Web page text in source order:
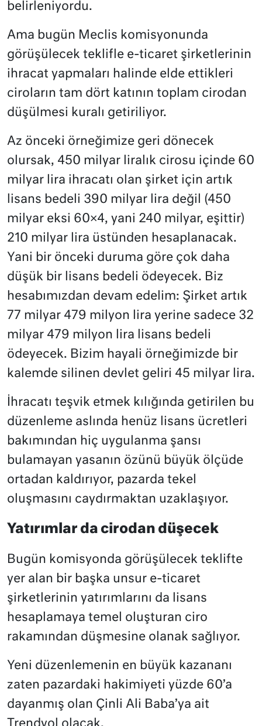
belirleniyordu.
Ama bugün Meclis komisyonunda
görüşülecek teklifle e-ticaret şirketlerinin
ihracat yapmaları halinde elde ettikleri
ciroların tam dört katının toplam cirodan
düşülmesi kuralı getiriliyor.
Az önceki örneğimize geri dönecek
olursak, 450 milyar liralık cirosu içinde 60
milyar lira ihracatı olan şirket için artık
lisans bedeli 390 milyar lira değil (450
milyar eksi 60×4, yani 240 milyar, eşittir)
210 milyar lira üstünden hesaplanacak.
Yani bir önceki duruma göre çok daha
düşük bir lisans bedeli ödeyecek. Biz
hesabımızdan devam edelim: Şirket artık
77 milyar 479 milyon lira yerine sadece 32
milyar 479 milyon lira lisans bedeli
ödeyecek. Bizim hayali örneğimizde bir
kalemde silinen devlet geliri 45 milyar lira.
İhracatı teşvik etmek kılığında getirilen bu
düzenleme aslında henüz lisans ücretleri
bakımından hiç uygulanma şansı
bulamayan yasanın özünü büyük ölçüde
ortadan kaldırıyor, pazarda tekel
oluşmasını caydırmaktan uzaklaşıyor.
Yatırımlar da cirodan düşecek
Bugün komisyonda görüşülecek teklifte
yer alan bir başka unsur e-ticaret
şirketlerinin yatırımlarını da lisans
hesaplamaya temel oluşturan ciro
rakamından düşmesine olanak sağlıyor.
Yeni düzenlemenin en büyük kazananı
zaten pazardaki hakimiyeti yüzde 60’a
dayanmış olan Çinli Ali Baba’ya ait